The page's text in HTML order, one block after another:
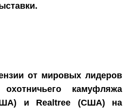
от мировых лидеров
камуфляжа
и Realtree (США) на